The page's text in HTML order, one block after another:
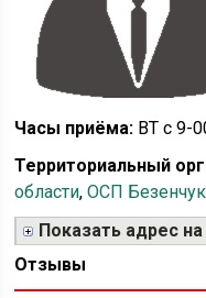
Часы приёма: ВТ с 9-
Территориальный
области,ОСП
Показать адрес на
Отзывы